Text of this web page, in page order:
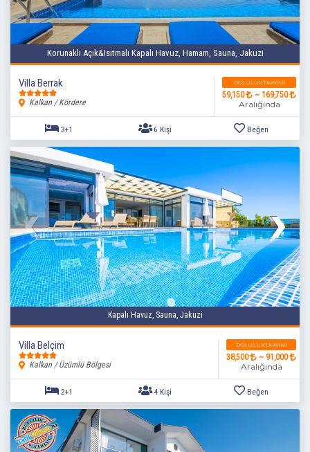
Korunaklı Açık&Isıtmalı Kapalı Havuz, Hamam, Sauna, Jakuzi
Villa Berrak
Kalkan / Kördere
DOLULUK TAKVIMI
59,150 ~ 169,750
Aralığında
3+1 6 Kişi Beğen
Kapalı Havuz, Sauna, Jakuzi
Villa Belçim
Kalkan / Üzümlü Bölgesi
DOLULUK TAKVIMI
38,500 ~ 91,000
Aralığında